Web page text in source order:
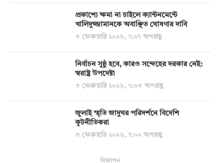
প্রকাশ্যে ক্ষমা না চাইলে ক্যান্টনমেন্টে
খালিদুজ্জামানকে অবাঞ্ছিত ঘোষণার দাবি
৩ ফেব্রুয়ারি ২০২৬, ৭:০৭ অপরাহ্ণ
নির্বাচন সুষ্ঠু হবে, কারও সন্দেহের দরকার নেই:
স্বরাষ্ট্র উপদেষ্টা
৩ ফেব্রুয়ারি ২০২৬, ৭:০৩ অপরাহ্ণ
জুলাই স্মৃতি জাদুঘর পরিদর্শনে বিদেশি
কূটনীতিকরা
৩ ফেব্রুয়ারি ২০২৬, ৭:০০ অপরাহ্ণ
বিজ্ঞাপন